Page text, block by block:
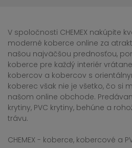
V spoločnosti CHEMEX nakúpite
moderné koberce online za
našou najväčšou prednosťou,
koberce pre každý interiér
kobercov a kobercov s
koberec však nie je všetko, čo si
našom online obchode.
krytiny, PVC krytiny, behúne a
trávu.
CHEMEX - koberce, kobercové a